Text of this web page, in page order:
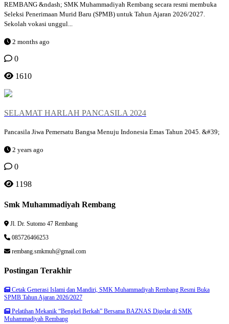
REMBANG &ndash; SMK Muhammadiyah Rembang secara resmi membuka
Seleksi Penerimaan Murid Baru (SPMB) untuk Tahun Ajaran 2026/2027.
Sekolah vokasi unggul...
2 months ago
0
1610
SELAMAT HARLAH PANCASILA 2024
Pancasila Jiwa Pemersatu Bangsa Menuju Indonesia Emas Tahun 2045. &#39;
2 years ago
0
1198
Smk Muhammadiyah Rembang
Jl. Dr. Sutomo 47 Rembang
085726466253
rembang.smkmuh@gmail.com
Postingan Terakhir
Cetak Generasi Islami dan Mandiri, SMK Muhammadiyah Rembang Resmi Buka
SPMB Tahun Ajaran 2026/2027
Pelatihan Mekanik “Bengkel Berkah” Bersama BAZNAS Digelar di SMK
Muhammadiyah Rembang